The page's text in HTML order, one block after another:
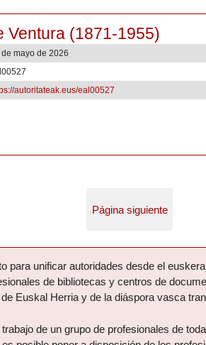
Ventura (1871-1955)
mayo de 2026
autoritateak.eus/eal00527
Página siguiente
proyecto
para unificar autoridades desde el
de bibliotecas y centros de
Euskal Herria y de la diáspora vasca
de un grupo de profesionales de